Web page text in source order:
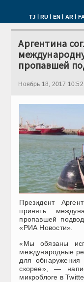
TJ | RU | EN | AR |
Аргентина
пропавшей
Ноябрь 18, 2017 10:52
Президент
принять
пропавшей
«РИА Новости».
«Мы обязаны
международные
для
скорее», —
микроблоге в